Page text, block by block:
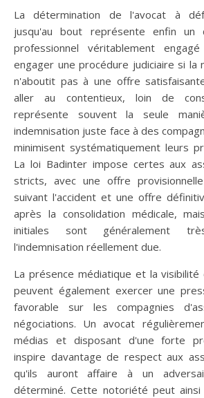
La détermination de l'avocat à
jusqu'au bout représente enfin un
professionnel véritablement
engager une procédure judiciaire si la
n'aboutit pas à une offre
aller au contentieux, loin de
représente souvent la seule
indemnisation juste face à des
minimisent systématiquement leurs
La loi Badinter impose certes aux
stricts, avec une offre
suivant l'accident et une offre
après la consolidation médicale,
initiales sont généralement
l'indemnisation réellement due.
La présence médiatique et la visibilité
peuvent également exercer une
favorable sur les compagnies
négociations. Un avocat
médias et disposant d'une forte
inspire davantage de respect aux
qu'ils auront affaire à un
déterminé. Cette notoriété peut